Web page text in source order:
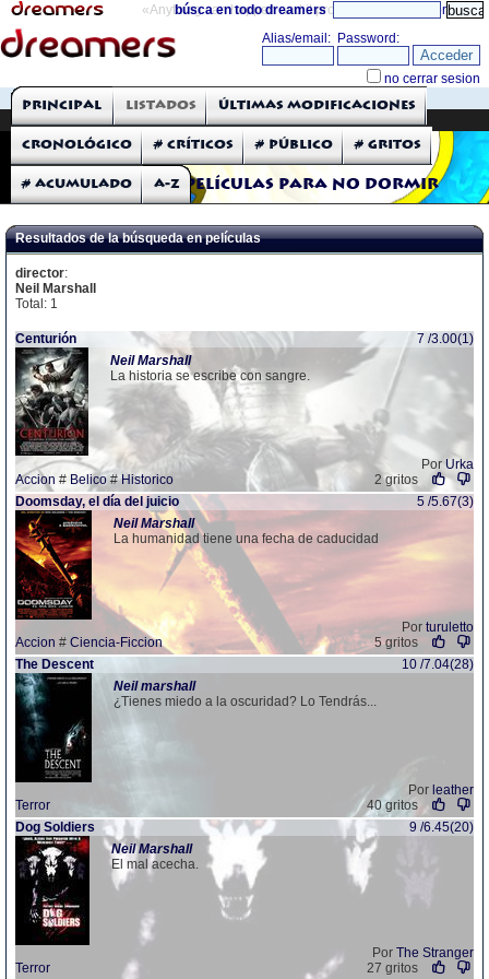
«Anything can happen and it probably will» directorio
búsca en todo dreamers
THE DREAMERS
Críticas: Películas
Películas para no dormir
Principal Listados Últimas modificaciones
Cronológico # Críticos # Público # Gritos
# Acumulado A-Z
Resultados de la búsqueda en películas
director:
Neil Marshall
Total: 1
Centurión
7 /3.00(1)
Neil Marshall
La historia se escribe con sangre.
Por Urka
Accion # Belico#Historico
2 gritos
Doomsday, el día del juicio
5 /5.67(3)
Neil Marshall
La humanidad tiene una fecha de caducidad
Por turuletto
Accion # Ciencia-Ficcion
5 gritos
The Descent
10 /7.04(28)
Neil marshall
¿Tienes miedo a la oscuridad? Lo Tendrás...
Por leather
Terror
40 gritos
Dog Soldiers
9 /6.45(20)
Neil Marshall
El mal acecha.
Por The Stranger
Terror
27 gritos